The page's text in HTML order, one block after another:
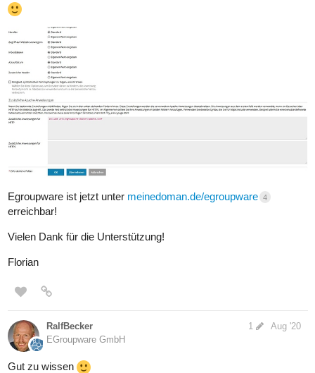
Egroupware ist jetzt unter meinedoman.de/egroupware 4
erreichbar!
Vielen Dank für die Unterstützung!
Florian
RalfBecker
EGroupware GmbH
Aug '20
1
Gut zu wissen